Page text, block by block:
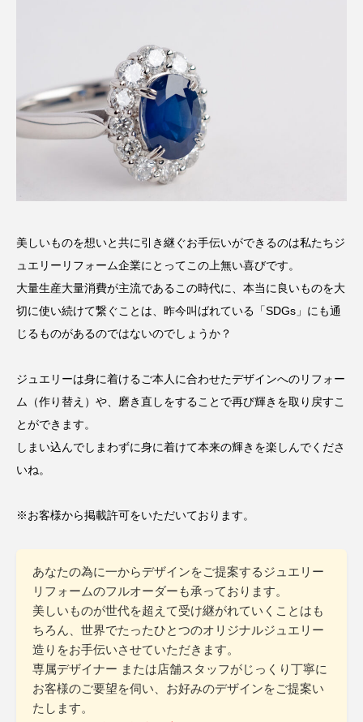
美しいものを想いと共に引き継ぐお手伝いができるのは私たちジ
ュエリーリフォーム企業にとってこの上無い喜びです。
大量生産大量消費が主流であるこの時代に、本当に良いものを大
切に使い続けて繋ぐことは、昨今叫ばれている「SDGs」にも通
じるものがあるのではないのでしょうか？
ジュエリーは身に着けるご本人に合わせたデザインへのリフォー
ム（作り替え）や、磨き直しをすることで再び輝きを取り戻すこ
とができます。
しまい込んでしまわずに身に着けて本来の輝きを楽しんでくださ
いね。
※お客様から掲載許可をいただいております。
あなたの為に一からデザインをご提案するジュエリー
リフォームのフルオーダーも承っております。
美しいものが世代を超えて受け継がれていくことはも
ちろん、世界でたったひとつのオリジナルジュエリー
造りをお手伝いさせていただきます。
専属デザイナー または店舗スタッフがじっくり丁寧に
お客様のご要望を伺い、お好みのデザインをご提案い
たします。